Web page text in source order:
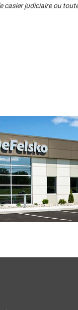
casier judiciaire ou